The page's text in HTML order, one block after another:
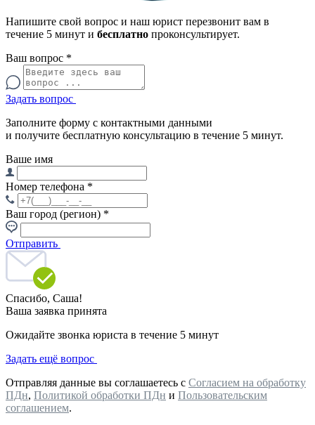
Напишите свой вопрос и наш юрист перезвонит вам в
течение 5 минут и бесплатно проконсультирует.
Ваш вопрос *
Задать вопрос
Заполните форму с контактными данными
и получите бесплатную консультацию в течение 5 минут.
Ваше имя
Номер телефона *
Ваш город (регион) *
Отправить
Спасибо, Саша!
Ваша заявка принята
Ожидайте звонка юриста в течение 5 минут
Задать ещё вопрос
Отправляя данные вы соглашаетесь с Согласием на обработку
ПДн, Политикой обработки ПДн и Пользовательским
соглашением.